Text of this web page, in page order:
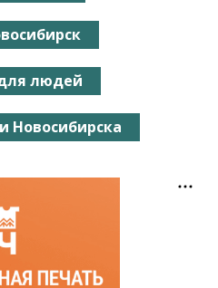
людей
Новосибирска